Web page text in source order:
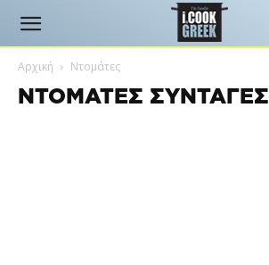
Αρχική Ντομάτες
ΝΤΟΜΆΤΕΣ ΣΥΝΤΑΓΈΣ